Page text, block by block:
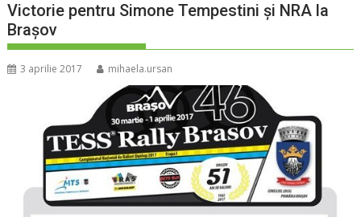
Victorie pentru Simone Tempestini şi NRA la
Braşov
3 aprilie 2017 mihaela.ursan